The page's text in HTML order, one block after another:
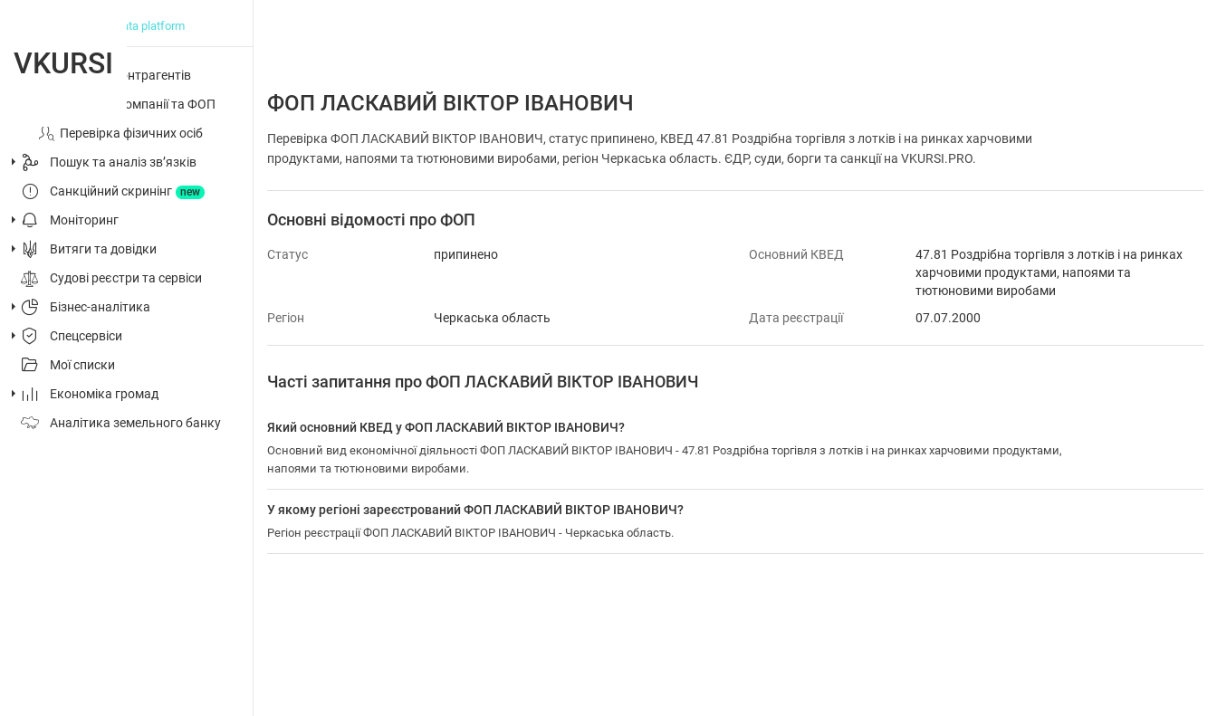
big data platform
Перевірка контрагентів
Досьє на компанії та ФОП
Перевірка фізичних осіб
Пошук та аналіз звʼязків
Санкційний скринінг
new
Моніторинг
Витяги та довідки
Судові реєстри та сервіси
Бізнес-аналітика
Спецсервіси
Мої списки
Економіка громад
Аналітика земельного банку
ФОП ЛАСКАВИЙ ВІКТОР ІВАНОВИЧ
Перевірка ФОП ЛАСКАВИЙ ВІКТОР ІВАНОВИЧ, статус припинено, КВЕД 47.81 Роздрібна торгівля з лотків і на ринках харчовими
продуктами, напоями та тютюновими виробами, регіон Черкаська область. ЄДР, суди, борги та санкції на VKURSI.PRO.
Основні відомості про ФОП
Статус припинено Основний КВЕД
47.81 Роздрібна торгівля з лотків і на ринках
харчовими продуктами, напоями та
тютюновими виробами
Регіон
Черкаська область Дата реєстрації 07.07.2000
Часті запитання про ФОП ЛАСКАВИЙ ВІКТОР ІВАНОВИЧ
Який основний КВЕД у ФОП ЛАСКАВИЙ ВІКТОР ІВАНОВИЧ?
Основний вид економічної діяльності ФОП ЛАСКАВИЙ ВІКТОР ІВАНОВИЧ - 47.81 Роздрібна торгівля з лотків і на ринках харчовими продуктами,
напоями та тютюновими виробами.
У якому регіоні зареєстрований ФОП ЛАСКАВИЙ ВІКТОР ІВАНОВИЧ?
Регіон реєстрації ФОП ЛАСКАВИЙ ВІКТОР ІВАНОВИЧ - Черкаська область.
VKURSI